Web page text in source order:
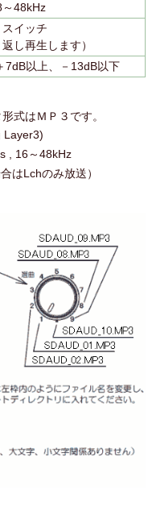
48kHz
イッチ
し再生します）
7dB以上、－13dB以下
式はＭＰ３です。
, 16～48kHz
はLchのみ放送）